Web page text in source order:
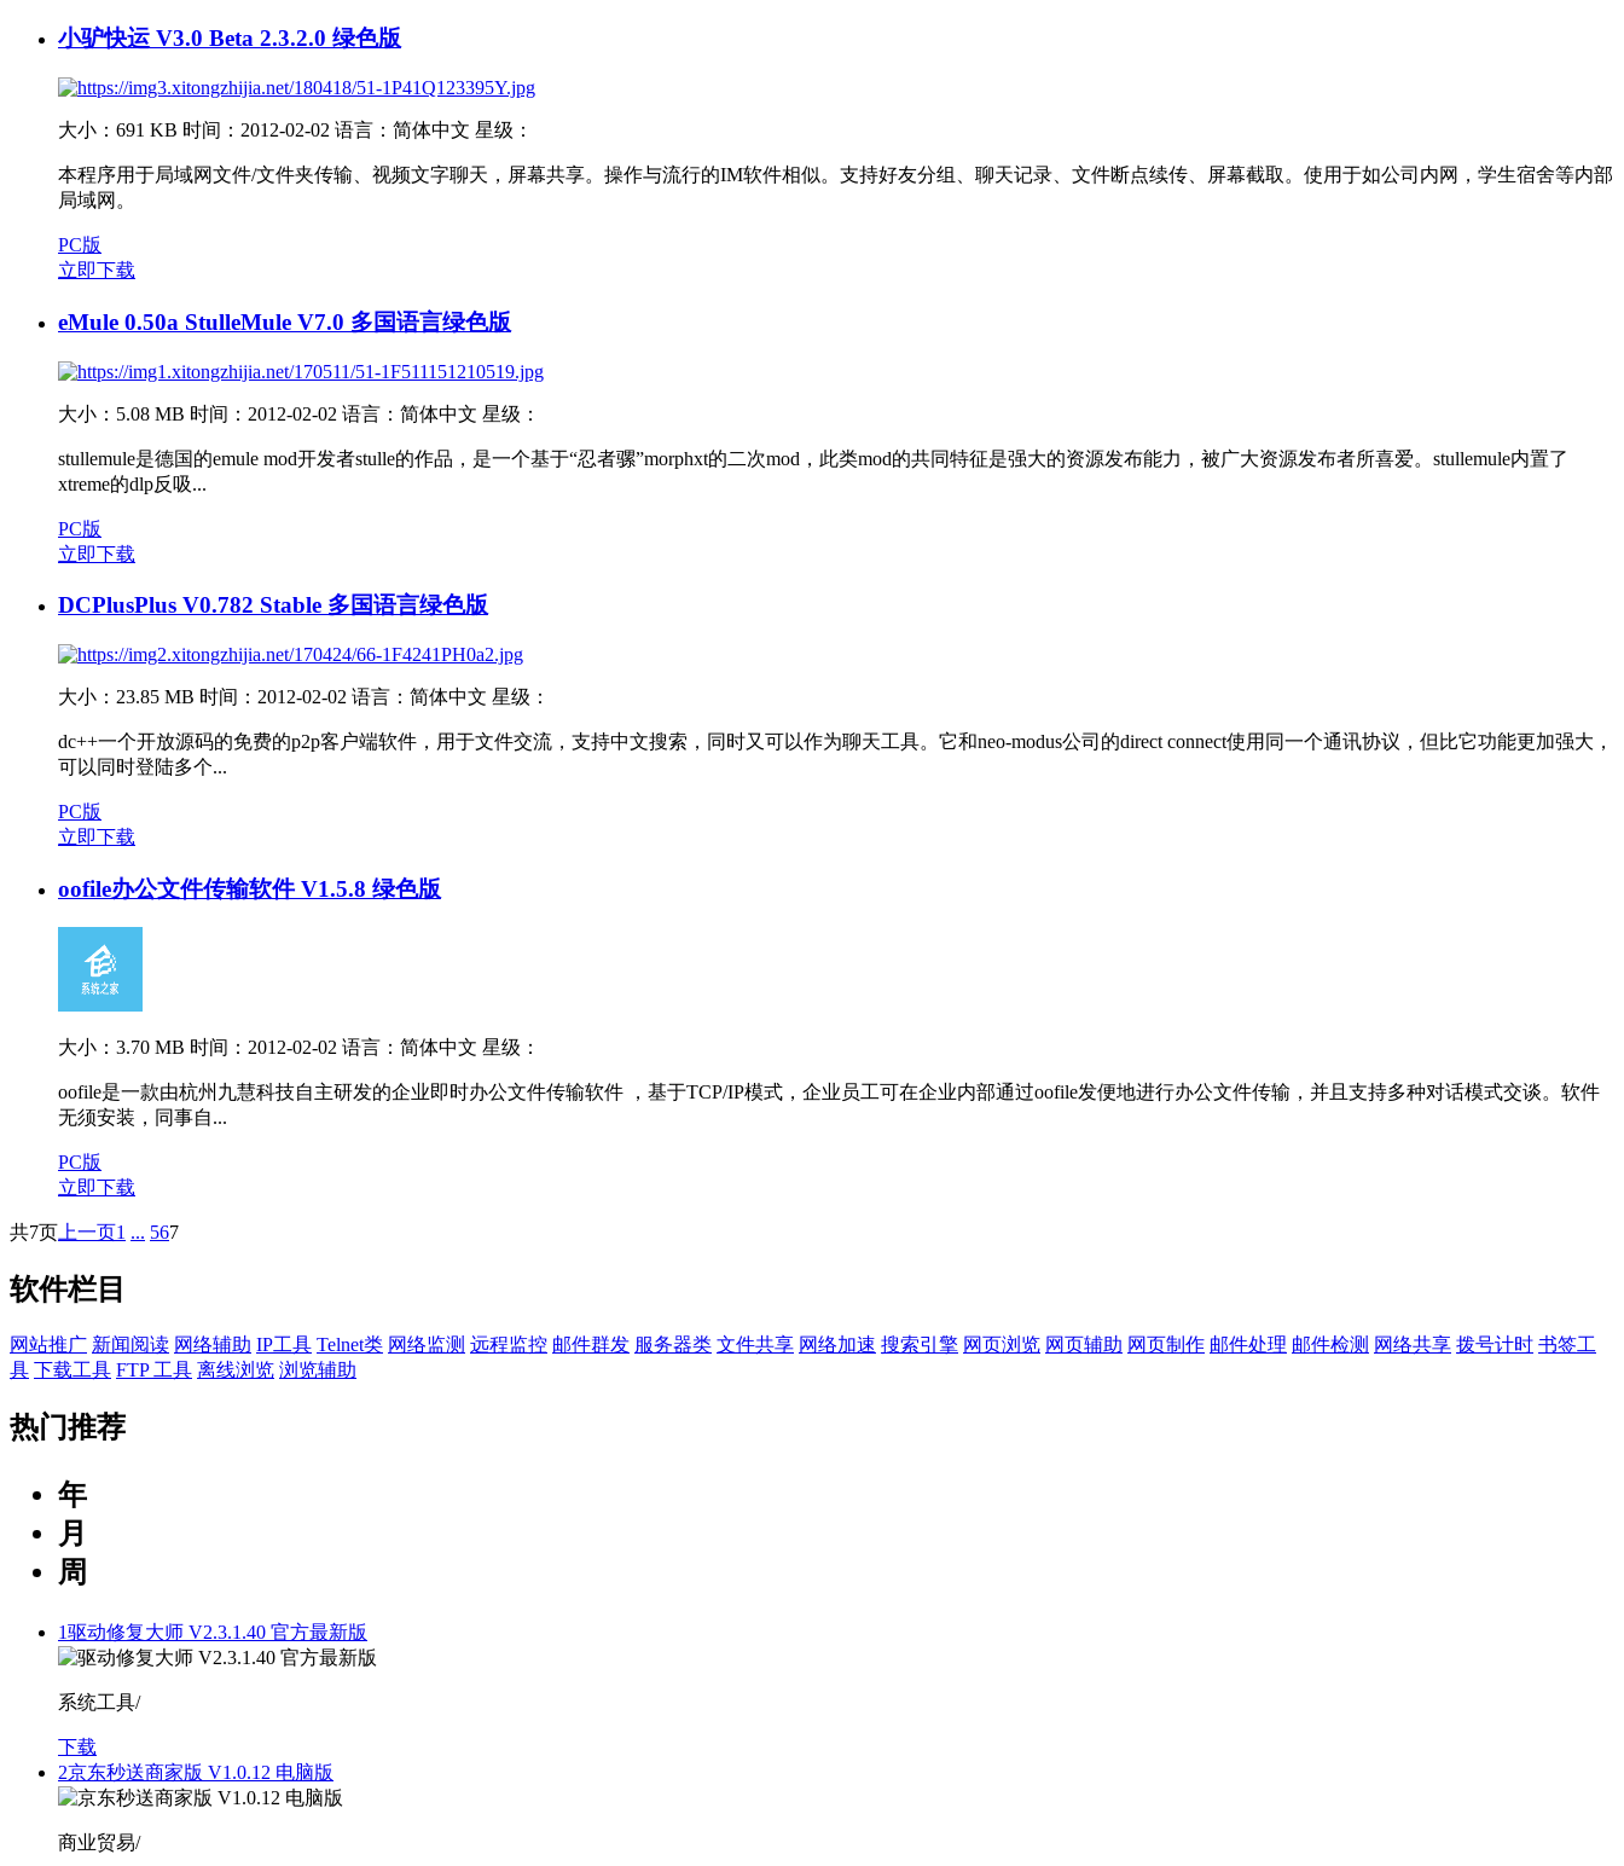
小驴快运 V3.0 Beta 2.3.2.0 绿色版
大小：691 KB 时间：2012-02-02 语言：简体中文 星级：
本程序用于局域网文件/文件夹传输、视频文字聊天，屏幕共享。操作与流行的IM软件相似。支持好友分组、聊天记录、文件断点续传、屏幕截取。使用于如公司内网，学生宿舍等内部
局域网。
PC版
立即下载
eMule 0.50a StulleMule V7.0 多国语言绿色版
大小：5.08 MB 时间：2012-02-02 语言：简体中文 星级：
stullemule是德国的emule mod开发者stulle的作品，是一个基于“忍者骡”morphxt的二次mod，此类mod的共同特征是强大的资源发布能力，被广大资源发布者所喜爱。stullemule内置了
xtreme的dlp反吸...
PC版
立即下载
DCPlusPlus V0.782 Stable 多国语言绿色版
大小：23.85 MB 时间：2012-02-02 语言：简体中文 星级：
dc++一个开放源码的免费的p2p客户端软件，用于文件交流，支持中文搜索，同时又可以作为聊天工具。它和neo-modus公司的direct connect使用同一个通讯协议，但比它功能更加强大，
可以同时登陆多个...
PC版
立即下载
oofile办公文件传输软件 V1.5.8 绿色版
大小：3.70 MB 时间：2012-02-02 语言：简体中文 星级：
oofile是一款由杭州九慧科技自主研发的企业即时办公文件传输软件 ，基于TCP/IP模式，企业员工可在企业内部通过oofile发便地进行办公文件传输，并且支持多种对话模式交谈。软件
无须安装，同事自...
PC版
立即下载
共7页 上一页1 ... 567
软件栏目
网站推广 新闻阅读 网络辅助 IP工具 Telnet类 网络监测 远程监控 邮件群发 服务器类 文件共享 网络加速 搜索引擎 网页浏览 网页辅助 网页制作 邮件处理 邮件检测 网络共享 拨号计时 书签工
具 下载工具 FTP 工具 离线浏览 浏览辅助
热门推荐
年
月
周
1驱动修复大师 V2.3.1.40 官方最新版
系统工具/
下载
2京东秒送商家版 V1.0.12 电脑版
商业贸易/